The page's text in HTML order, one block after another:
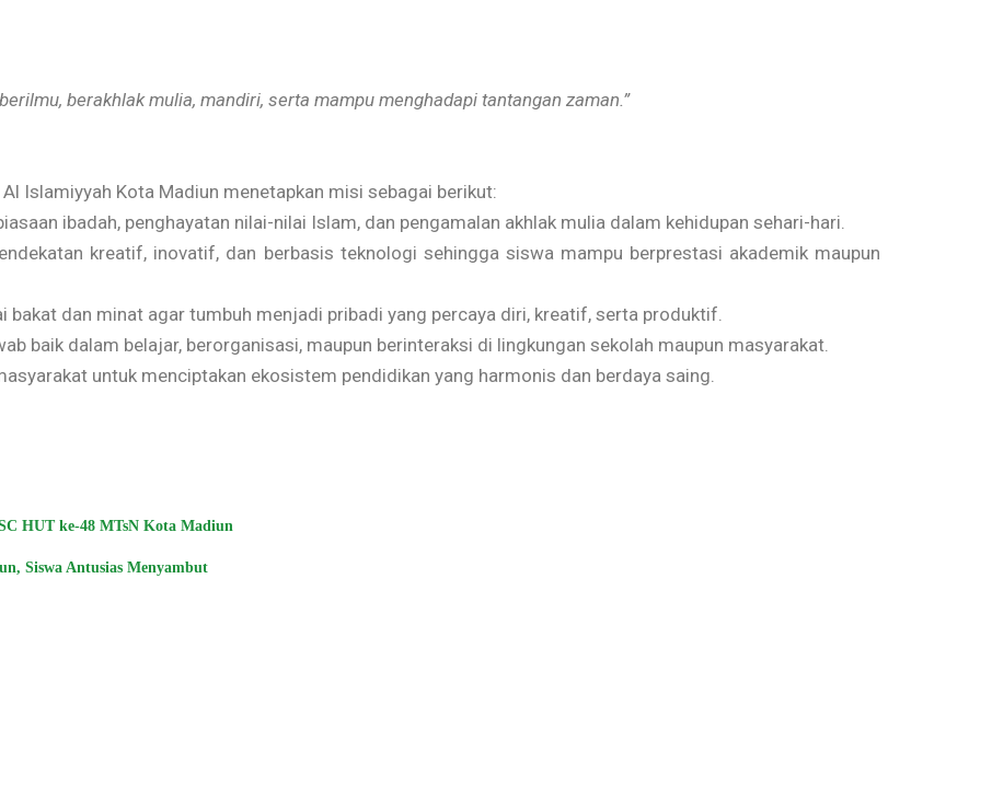
berakhlak mulia, mandiri, serta mampu menghadapi tantangan zaman.”
Islamiyyah Kota Madiun menetapkan misi sebagai berikut:
ibadah, penghayatan nilai-nilai Islam, dan pengamalan akhlak mulia dalam kehidupan sehari-hari.
kreatif, inovatif, dan berbasis teknologi sehingga siswa mampu berprestasi akademik maupun
bakat dan minat agar tumbuh menjadi pribadi yang percaya diri, kreatif, serta produktif.
baik dalam belajar, berorganisasi, maupun berinteraksi di lingkungan sekolah maupun masyarakat.
untuk menciptakan ekosistem pendidikan yang harmonis dan berdaya saing.
HUT ke-48 MTsN Kota Madiun
Siswa Antusias Menyambut